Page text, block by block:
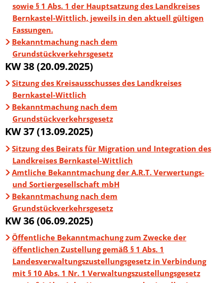
sowie § 1 Abs. 1 der Hauptsatzung des Landkreises
Bernkastel-Wittlich, jeweils in den aktuell gültigen
Fassungen.
Bekanntmachung nach dem
Grundstückverkehrsgesetz
KW 38 (20.09.2025)
Sitzung des Kreisausschusses des Landkreises
Bernkastel-Wittlich
Bekanntmachung nach dem
Grundstückverkehrsgesetz
KW 37 (13.09.2025)
Sitzung des Beirats für Migration und Integration des
Landkreises Bernkastel-Wittlich
Amtliche Bekanntmachung der A.R.T. Verwertungs-
und Sortiergesellschaft mbH
Bekanntmachung nach dem
Grundstückverkehrsgesetz
KW 36 (06.09.2025)
Öffentliche Bekanntmachung zum Zwecke der
öffentlichen Zustellung gemäß § 1 Abs. 1
Landesverwaltungszustellungsgesetz in Verbindung
mit § 10 Abs. 1 Nr. 1 Verwaltungszustellungsgesetz